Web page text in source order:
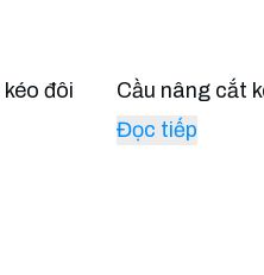
đôi
Cầu nâng cắt
Đọc tiếp